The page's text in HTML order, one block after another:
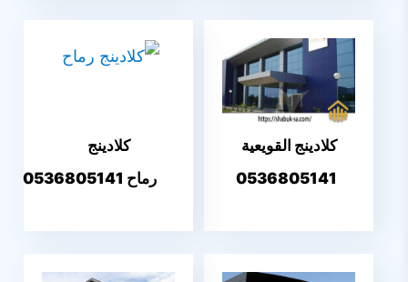
كلادينج القويعية
0536805141
كلادينج
رماح 0536805141